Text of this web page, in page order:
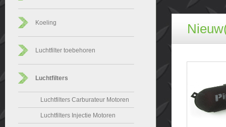
Koeling
Luchtfilter toebehoren
Luchtfilters
Luchtfilters Carburateur Motoren
Luchtfilters Injectie Motoren